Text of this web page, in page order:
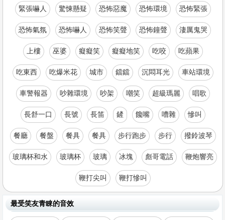
緊張嚇人 驚悚懸疑 恐怖惡魔 恐怖環境 恐怖緊張
恐怖氣氛 恐怖嚇人 恐怖笑聲 恐怖鐘聲 淒厲鬼哭
上樓 巫婆 癡癡笑 癡癡地笑 吃咬 吃蘋果
吃東西 吃爆米花 城市 鐺鐺 沉悶耳光 車站環境
車警報器 吵雜環境 吵架 嘲笑 超級瑪麗 唱歌
長舒一口 長號 長笛 鏟 饞嘴 嘈雜 慘叫
餐廳 餐盤 餐具 餐具 步行跑步 步行 撥鈴波琴
玻璃杯和水 玻璃杯 玻璃 冰塊 彪哥電話 鞭炮響亮
鞭打尖叫 鞭打慘叫
最受笑友青睞的音效